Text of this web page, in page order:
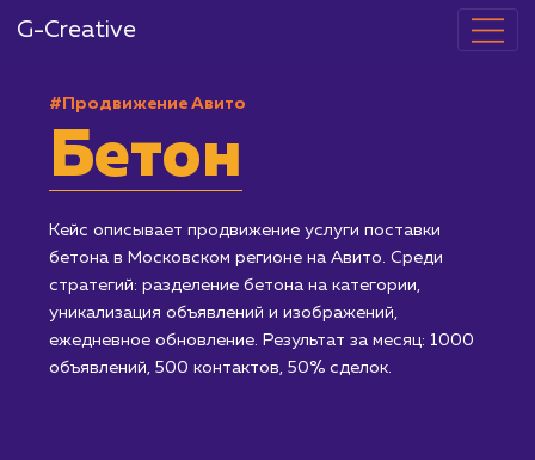
G-Creative
#Продвижение Авито
Бетон
Кейс описывает продвижение услуги поставки
бетона в Московском регионе на Авито. Среди
стратегий: разделение бетона на категории,
уникализация объявлений и изображений,
ежедневное обновление. Результат за месяц: 1000